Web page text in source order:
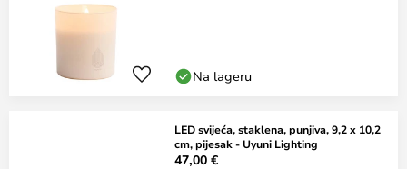
Na lageru
LED svijeća, staklena, punjiva, 9,2 x 10,2
cm, pijesak - Uyuni Lighting
47,00 €